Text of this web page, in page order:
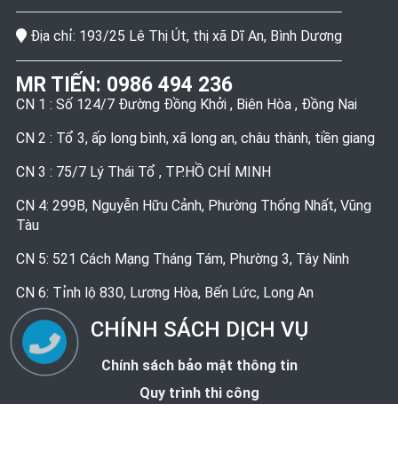
Địa chỉ: 193/25 Lê Thị Út, thị xã Dĩ An, Bình Dương
MR TIẾN: 0986 494 236
CN 1 : Số 124/7 Đường Đồng Khởi , Biên Hòa , Đồng Nai
CN 2 : Tổ 3, ấp long bình, xã long an, châu thành, tiền giang
CN 3 : 75/7 Lý Thái Tổ , TP.HỒ CHÍ MINH
CN 4: 299B, Nguyễn Hữu Cảnh, Phường Thống Nhất, Vũng
Tàu
CN 5: 521 Cách Mạng Tháng Tám, Phường 3, Tây Ninh
CN 6: Tỉnh lộ 830, Lương Hòa, Bến Lức, Long An
CHÍNH SÁCH DỊCH VỤ
Chính sách bảo mật thông tin
Quy trình thi công